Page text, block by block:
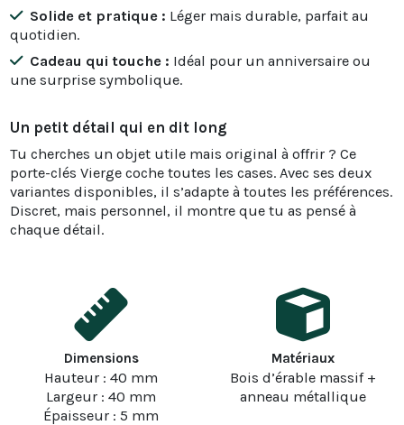
Solide et pratique : Léger mais durable, parfait au
quotidien.
Cadeau qui touche : Idéal pour un anniversaire ou
une surprise symbolique.
Un petit détail qui en dit long
Tu cherches un objet utile mais original à offrir ? Ce
porte-clés Vierge coche toutes les cases. Avec ses deux
variantes disponibles, il s’adapte à toutes les préférences.
Discret, mais personnel, il montre que tu as pensé à
chaque détail.
Dimensions
Hauteur : 40 mm
Largeur : 40 mm
Épaisseur : 5 mm
Matériaux
Bois d’érable massif +
anneau métallique